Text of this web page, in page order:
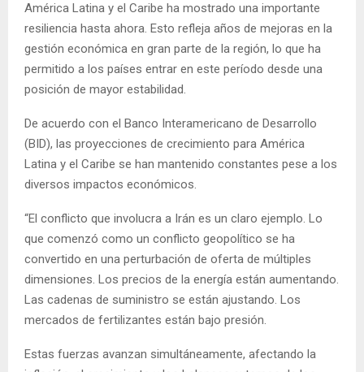
América Latina y el Caribe ha mostrado una importante
resiliencia hasta ahora. Esto refleja años de mejoras en la
gestión económica en gran parte de la región, lo que ha
permitido a los países entrar en este período desde una
posición de mayor estabilidad.
De acuerdo con el Banco Interamericano de Desarrollo
(BID), las proyecciones de crecimiento para América
Latina y el Caribe se han mantenido constantes pese a los
diversos impactos económicos.
“El conflicto que involucra a Irán es un claro ejemplo. Lo
que comenzó como un conflicto geopolítico se ha
convertido en una perturbación de oferta de múltiples
dimensiones. Los precios de la energía están aumentando.
Las cadenas de suministro se están ajustando. Los
mercados de fertilizantes están bajo presión.
Estas fuerzas avanzan simultáneamente, afectando la